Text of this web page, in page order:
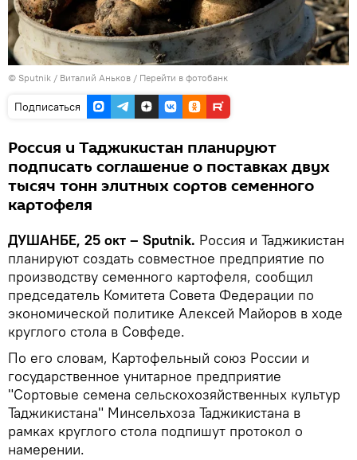
© Sputnik / Виталий Аньков / Перейти в фотобанк
Подписаться
Россия и Таджикистан планируют
подписать соглашение о поставках двух
тысяч тонн элитных сортов семенного
картофеля
ДУШАНБЕ, 25 окт – Sputnik. Россия и Таджикистан
планируют создать совместное предприятие по
производству семенного картофеля, сообщил
председатель Комитета Совета Федерации по
экономической политике Алексей Майоров в ходе
круглого стола в Совфеде.
По его словам, Картофельный союз России и
государственное унитарное предприятие
"Сортовые семена сельскохозяйственных культур
Таджикистана" Минсельхоза Таджикистана в
рамках круглого стола подпишут протокол о
намерении.